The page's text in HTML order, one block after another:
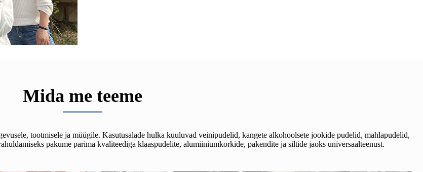
Mida me teeme
tootmisele ja müügile. Kasutusalade hulka kuuluvad veinipudelid, kangete alkohoolsete jookide pudelid, mahlapudelid,
pakume parima kvaliteediga klaaspudelite, alumiiniumkorkide, pakendite ja siltide jaoks universaalteenust.